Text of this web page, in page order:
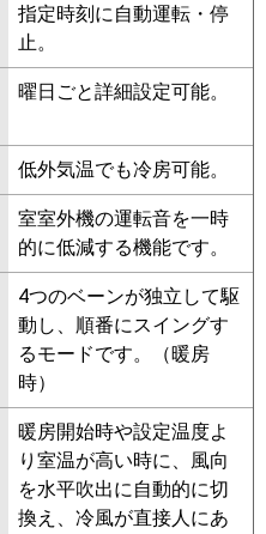
PA-P160U7GTB
PA-P160U6GTNB
指定時刻に自動運転・停
止。
曜日ごと詳細設定可能。
低外気温でも冷房可能。
室室外機の運転音を一時
的に低減する機能です。
4つのベーンが独立して駆
動し、順番にスイングす
るモードです。（暖房
時）
暖房開始時や設定温度よ
り室温が高い時に、風向
を水平吹出に自動的に切
換え、冷風が直接人にあ